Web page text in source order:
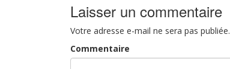
Laisser un commentaire
Votre adresse e-mail ne sera pas publiée.
Commentaire